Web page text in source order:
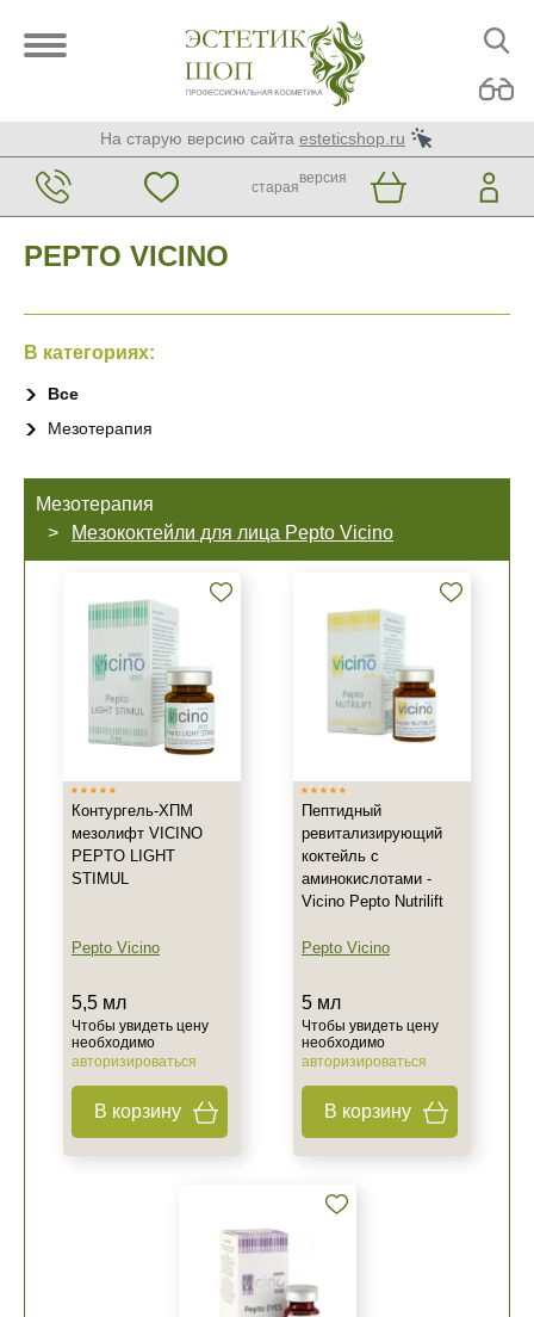
На старую версию сайта esteticshop.ru
старая
версия
PEPTO VICINO
В категориях:
Все
Мезотерапия
Мезотерапия
Мезококтейли для лица Pepto Vicino
Контургель-ХПМ
мезолифт VICINO
PEPTO LIGHT
STIMUL
Pepto Vicino
5,5 мл
Чтобы увидеть цену
необходимо
авторизироваться
В корзину
Пептидный
ревитализирующий
коктейль с
аминокислотами -
Vicino Pepto Nutrilift
Pepto Vicino
5 мл
Чтобы увидеть цену
необходимо
авторизироваться
В корзину